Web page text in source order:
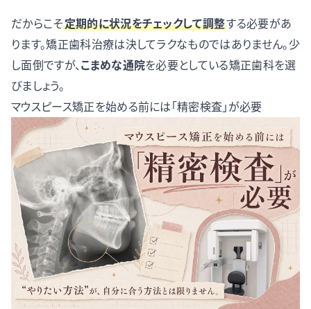
だからこそ定期的に状況をチェックして調整する必要があ
ります。矯正歯科治療は決してラクなものではありません。少
し面倒ですが、 こまめな通院を必要としている矯正歯科を選
びましょう。
マウスピース矯正を始める前には「精密検査」が必要